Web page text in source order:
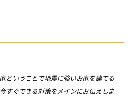
ということで地震に強いお家を建てる
すぐできる対策をメインにお伝えしま